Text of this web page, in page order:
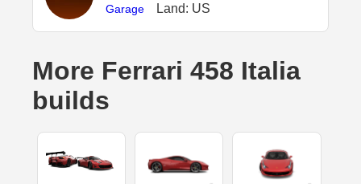
Garage Land: US
More Ferrari 458 Italia
builds